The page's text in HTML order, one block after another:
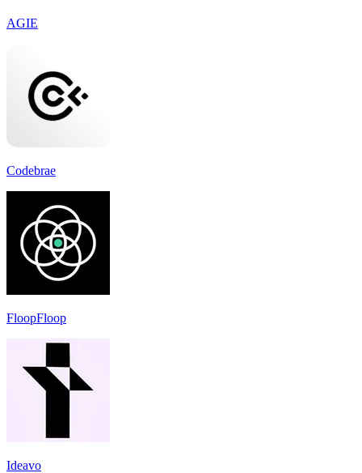
AGIE
Codebrae
FloopFloop
Ideavo